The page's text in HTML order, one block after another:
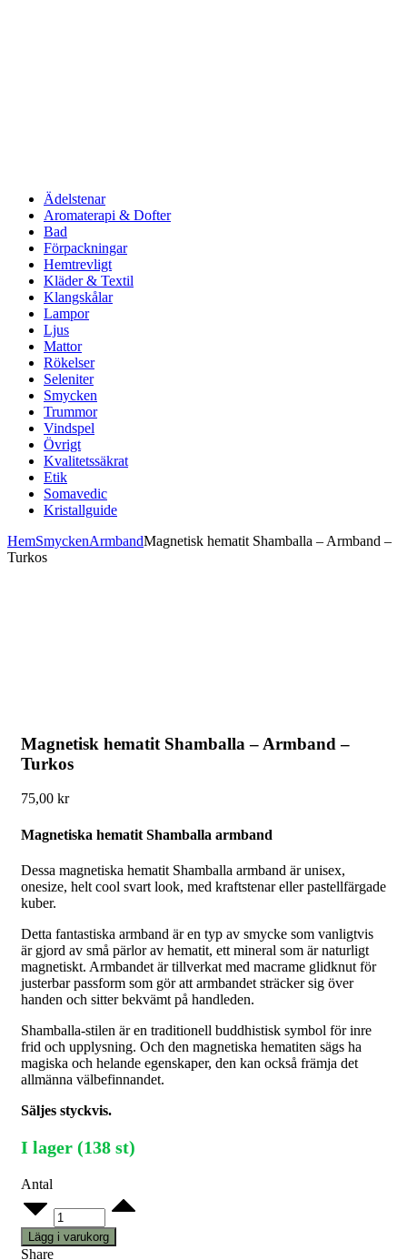
Ädelstenar
Aromaterapi & Dofter
Bad
Förpackningar
Hemtrevligt
Kläder & Textil
Klangskålar
Lampor
Ljus
Mattor
Rökelser
Seleniter
Smycken
Trummor
Vindspel
Övrigt
Kvalitetssäkrat
Etik
Somavedic
Kristallguide
HemSmyckenArmbandMagnetisk hematit Shamballa – Armband –
Turkos
Magnetisk hematit Shamballa – Armband –
Turkos
75,00 kr
Magnetiska hematit Shamballa armband
Dessa magnetiska hematit Shamballa armband är unisex,
onesize, helt cool svart look, med kraftstenar eller pastellfärgade
kuber.
Detta fantastiska armband är en typ av smycke som vanligtvis
är gjord av små pärlor av hematit, ett mineral som är naturligt
magnetiskt. Armbandet är tillverkat med macrame glidknut för
justerbar passform som gör att armbandet sträcker sig över
handen och sitter bekvämt på handleden.
Shamballa-stilen är en traditionell buddhistisk symbol för inre
frid och upplysning. Och den magnetiska hematiten sägs ha
magiska och helande egenskaper, den kan också främja det
allmänna välbefinnandet.
Säljes styckvis.
I lager (138 st)
Antal
Magnetisk
hematit
Shamballa
-
Lägg i varukorg
Share